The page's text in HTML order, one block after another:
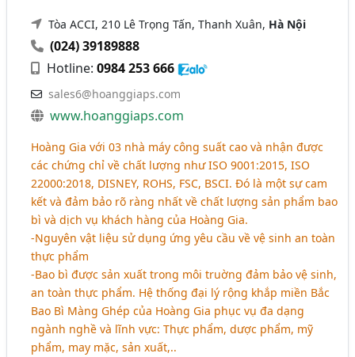
Tòa ACCI, 210 Lê Trọng Tấn, Thanh Xuân, Hà Nội
(024) 39189888
Hotline:0984 253 666
sales6@hoanggiaps.com
www.hoanggiaps.com
Hoàng Gia với 03 nhà máy công suất cao và nhận được
các chứng chỉ về chất lượng như ISO 9001:2015, ISO
22000:2018, DISNEY, ROHS, FSC, BSCI. Đó là một sự cam
kết và đảm bảo rõ ràng nhất về chất lượng sản phẩm bao
bì và dịch vụ khách hàng của Hoàng Gia.
-Nguyên vật liệu sử dụng ứng yêu cầu về vệ sinh an toàn
thực phẩm
-Bao bì được sản xuất trong môi truờng đảm bảo vệ sinh,
an toàn thực phẩm. Hệ thống đại lý rộng khắp miền Bắc
Bao Bì Màng Ghép của Hoàng Gia phục vụ đa dạng
ngành nghề và lĩnh vực: Thực phẩm, dược phẩm, mỹ
phẩm, may mặc, sản xuất,..